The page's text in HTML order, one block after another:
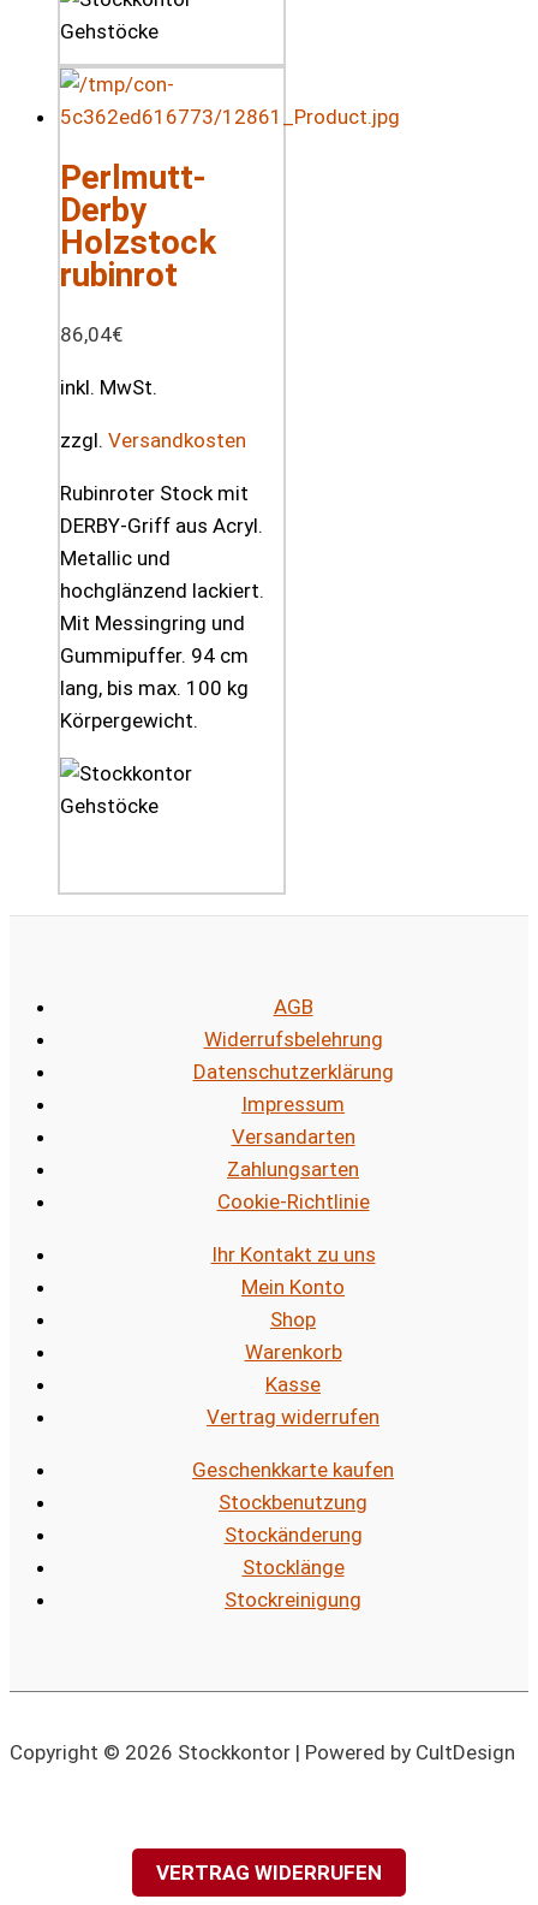
Perlmutt-
Derby
Holzstock
rubinrot
86,04€
inkl. MwSt.
zzgl. Versandkosten
Rubinroter Stock mit
DERBY-Griff aus Acryl.
Metallic und
hochglänzend lackiert.
Mit Messingring und
Gummipuffer. 94 cm
lang, bis max. 100 kg
Körpergewicht.
AGB
Widerrufsbelehrung
Datenschutzerklärung
Impressum
Versandarten
Zahlungsarten
Cookie-Richtlinie
Ihr Kontakt zu uns
Mein Konto
Shop
Warenkorb
Kasse
Vertrag widerrufen
Geschenkkarte kaufen
Stockbenutzung
Stockänderung
Stocklänge
Stockreinigung
Copyright © 2026 Stockkontor | Powered by CultDesign
VERTRAG WIDERRUFEN